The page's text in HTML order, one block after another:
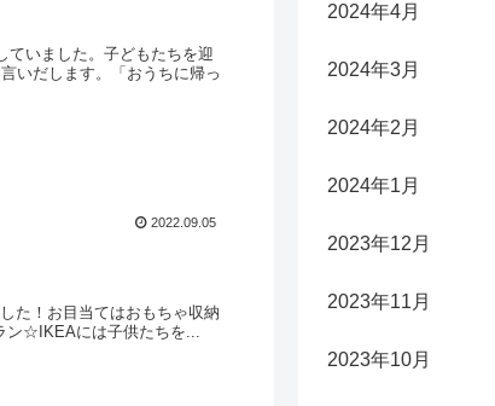
ていました。子どもたちを迎
いだします。「おうちに帰っ
2022.09.05
た！お目当てはおもちゃ収納
ン☆IKEAには子供たちを...
2024年4月
2024年3月
2024年2月
2024年1月
2023年12月
2023年11月
2023年10月